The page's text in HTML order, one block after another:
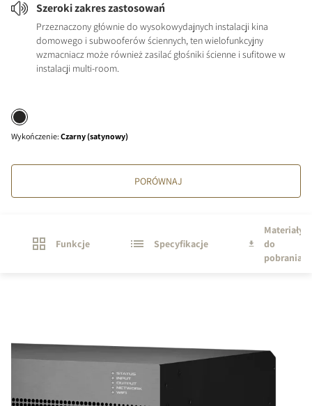
Szeroki zakres zastosowań
Przeznaczony głównie do wysokowydajnych instalacji kina
domowego i subwooferów ściennych, ten wielofunkcyjny
wzmacniacz może również zasilać głośniki ścienne i sufitowe w
instalacji multi-room.
Wykończenie: Czarny (satynowy)
PORÓWNAJ
Funkcje Specyfikacje
Materiały
do
pobrania